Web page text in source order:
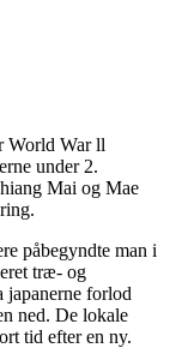
World War ll
under 2.
Mai og Mae
påbegyndte man i
træ- og
japanerne forlod
ned. De lokale
tid efter en ny.